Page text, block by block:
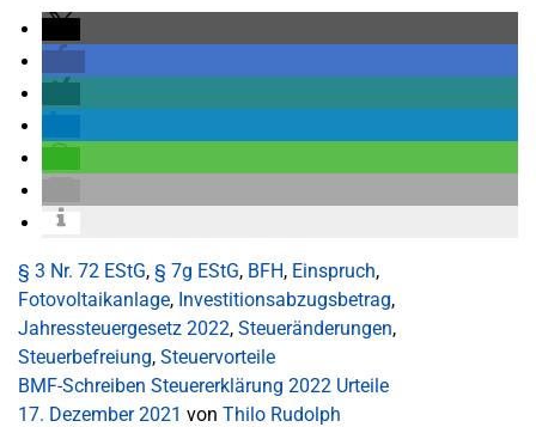
§ 3 Nr. 72 EStG, § 7g EStG, BFH, Einspruch,
Fotovoltaikanlage, Investitionsabzugsbetrag,
Jahressteuergesetz 2022, Steueränderungen,
Steuerbefreiung, Steuervorteile
BMF-Schreiben Steuererklärung 2022 Urteile
17. Dezember 2021 von Thilo Rudolph